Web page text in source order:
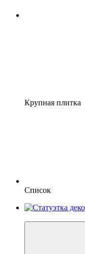
Крупная плитка
Список